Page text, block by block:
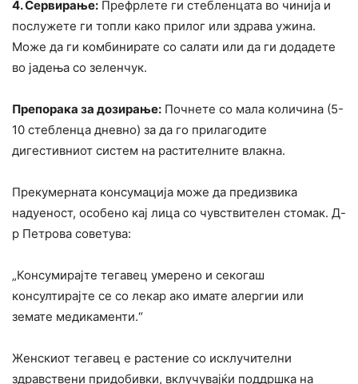
4. Сервирање: Префрлете ги стебленцата во чинија и
послужете ги топли како прилог или здрава ужина.
Може да ги комбинирате со салати или да ги додадете
во јадења со зеленчук.
Препорака за дозирање: Почнете со мала количина (5-
10 стебленца дневно) за да го прилагодите
дигестивниот систем на растителните влакна.
Прекумерната консумација може да предизвика
надуеност, особено кај лица со чувствителен стомак. Д-
р Петрова советува:
„Консумирајте тегавец умерено и секогаш
консултирајте се со лекар ако имате алергии или
земате медикаменти.“
Женскиот тегавец е растение со исклучителни
здравствени придобивки, вклучувајќи поддршка на